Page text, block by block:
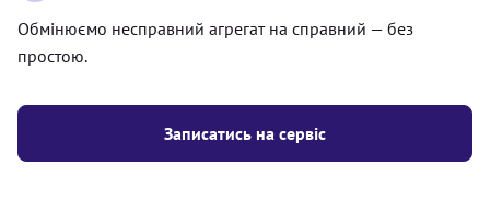
Записатись на сервіс
Обмінюємо несправний агрегат на справний — без
простою.